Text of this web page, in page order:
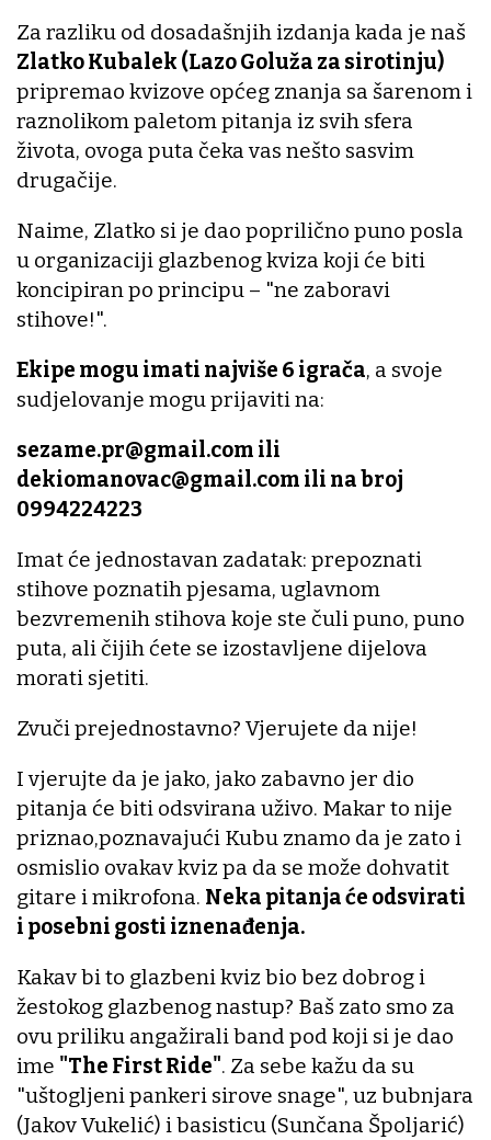
Za razliku od dosadašnjih izdanja kada je naš
Zlatko Kubalek (Lazo Goluža za sirotinju)
pripremao kvizove općeg znanja sa šarenom i
raznolikom paletom pitanja iz svih sfera
života, ovoga puta čeka vas nešto sasvim
drugačije.
Naime, Zlatko si je dao poprilično puno posla
u organizaciji glazbenog kviza koji će biti
koncipiran po principu – "ne zaboravi
stihove!".
Ekipe mogu imati najviše 6 igrača, a svoje
sudjelovanje mogu prijaviti na:
sezame.pr@gmail.com ili
dekiomanovac@gmail.com ili na broj
0994224223
Imat će jednostavan zadatak: prepoznati
stihove poznatih pjesama, uglavnom
bezvremenih stihova koje ste čuli puno, puno
puta, ali čijih ćete se izostavljene dijelova
morati sjetiti.
Zvuči prejednostavno? Vjerujete da nije!
I vjerujte da je jako, jako zabavno jer dio
pitanja će biti odsvirana uživo. Makar to nije
priznao,poznavajući Kubu znamo da je zato i
osmislio ovakav kviz pa da se može dohvatit
gitare i mikrofona. Neka pitanja će odsvirati
i posebni gosti iznenađenja.
Kakav bi to glazbeni kviz bio bez dobrog i
žestokog glazbenog nastup? Baš zato smo za
ovu priliku angažirali band pod koji si je dao
ime "The First Ride". Za sebe kažu da su
"uštogljeni pankeri sirove snage", uz bubnjara
(Jakov Vukelić) i basisticu (Sunčana Špoljarić)